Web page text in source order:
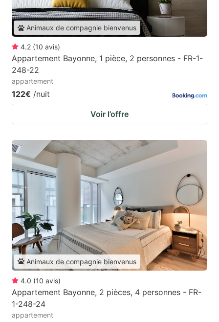
Animaux de compagnie bienvenus
4.2 (10 avis)
Appartement Bayonne, 1 pièce, 2 personnes - FR-1-
248-22
appartement
122€ /nuit
Voir l’offre
Animaux de compagnie bienvenus
4.0 (10 avis)
Appartement Bayonne, 2 pièces, 4 personnes - FR-
1-248-24
appartement